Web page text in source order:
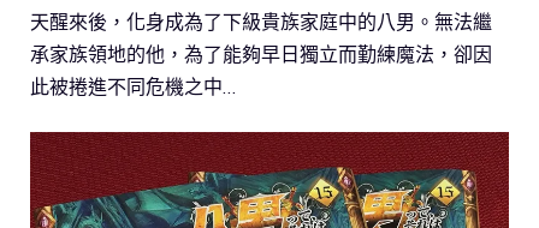
天醒來後，化身成為了下級貴族家庭中的八男。無法繼
承家族領地的他，為了能夠早日獨立而勤練魔法，卻因
此被捲進不同危機之中…